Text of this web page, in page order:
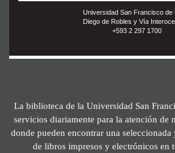
Universidad San Francisco de
Diego de Robles y Vía
+593 2 297 1700
La biblioteca de la Universidad San
servicios diariamente para la atención de
donde pueden encontrar una
de libros impresos y electrónicos en